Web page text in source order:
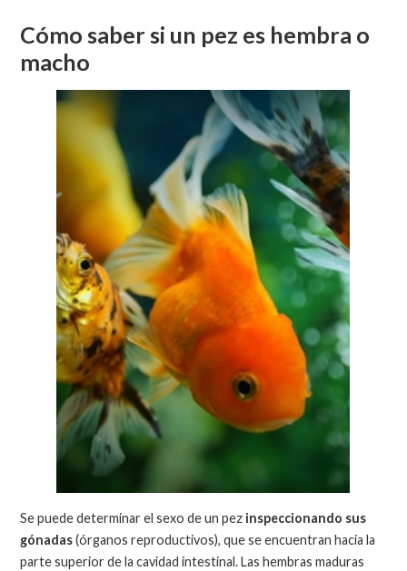
Cómo saber si un pez es hembra o
macho
Se puede determinar el sexo de un pez inspeccionando sus
gónadas(órganos reproductivos), que se encuentran hacia la
parte superior de la cavidad intestinal. Las hembras maduras